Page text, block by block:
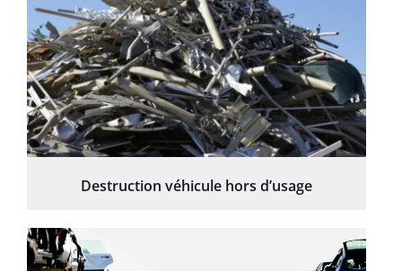
Destruction véhicule hors d’usage